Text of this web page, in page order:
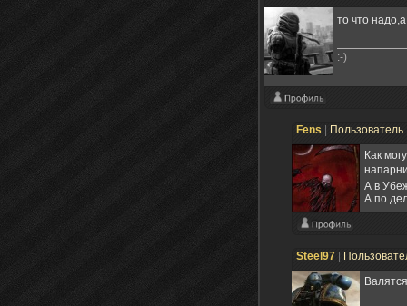
то что
:-)
Fens Пользователь
Как
А в
А по
Steel97